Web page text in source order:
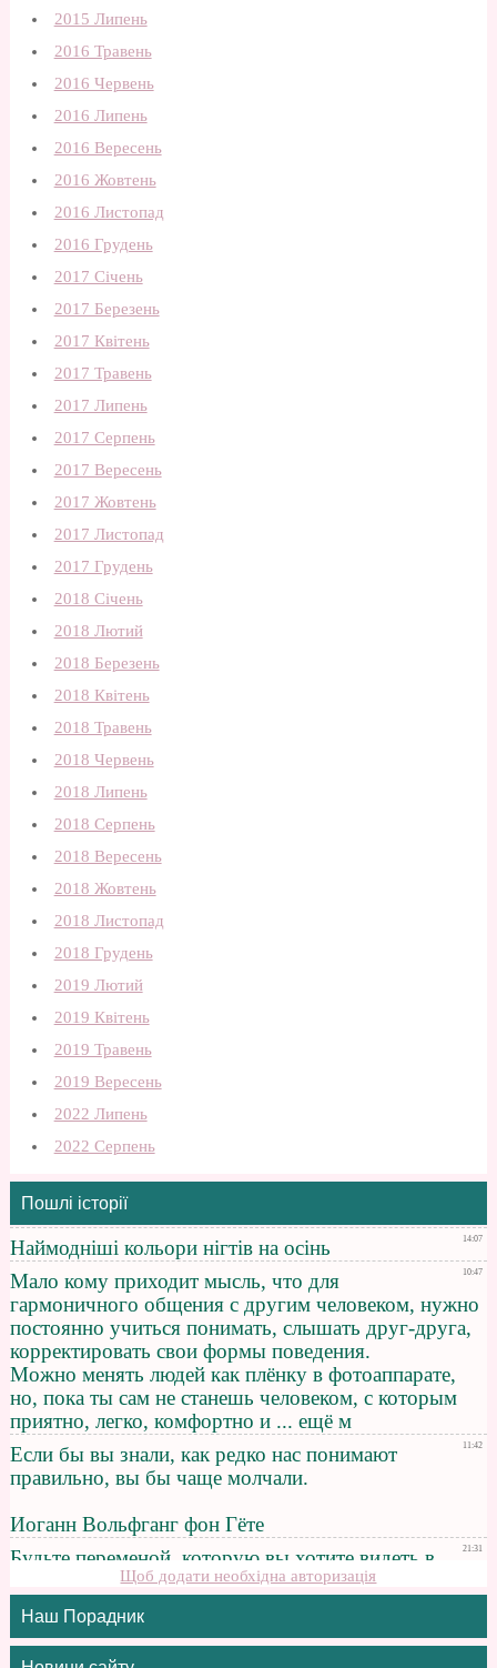
2015 Липень
2016 Травень
2016 Червень
2016 Липень
2016 Вересень
2016 Жовтень
2016 Листопад
2016 Грудень
2017 Січень
2017 Березень
2017 Квітень
2017 Травень
2017 Липень
2017 Серпень
2017 Вересень
2017 Жовтень
2017 Листопад
2017 Грудень
2018 Січень
2018 Лютий
2018 Березень
2018 Квітень
2018 Травень
2018 Червень
2018 Липень
2018 Серпень
2018 Вересень
2018 Жовтень
2018 Листопад
2018 Грудень
2019 Лютий
2019 Квітень
2019 Травень
2019 Вересень
2022 Липень
2022 Серпень
Пошлі історії
Щоб додати необхідна авторизація
Наш Порадник